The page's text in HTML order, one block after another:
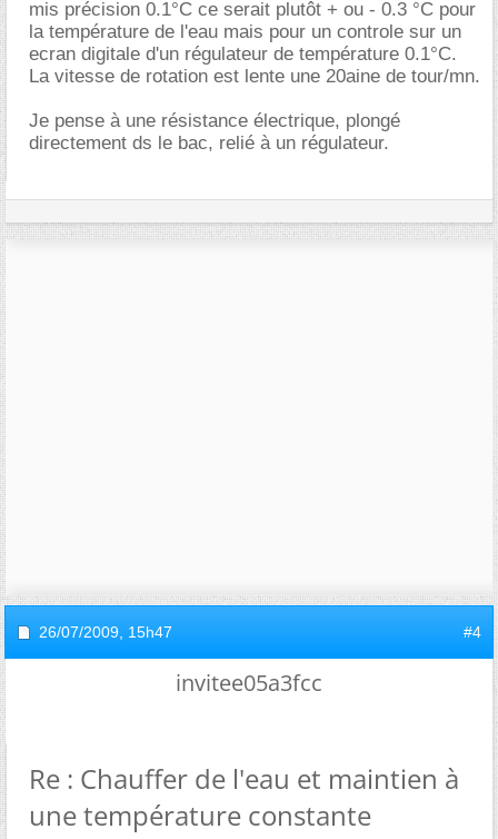
mis précision 0.1°C ce serait plutôt + ou - 0.3 °C pour
la température de l'eau mais pour un controle sur un
ecran digitale d'un régulateur de température 0.1°C.
La vitesse de rotation est lente une 20aine de tour/mn.
Je pense à une résistance électrique, plongé
directement ds le bac, relié à un régulateur.
26/07/2009, 15h47 #4
invitee05a3fcc
Re : Chauffer de l'eau et maintien à
une température constante